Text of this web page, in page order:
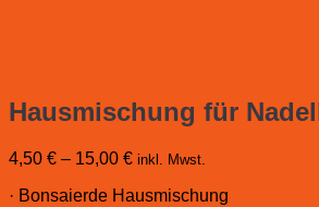
Hausmischung für
4,50 € – 15,00 € inkl. Mwst.
· Bonsaierde Hausmischung